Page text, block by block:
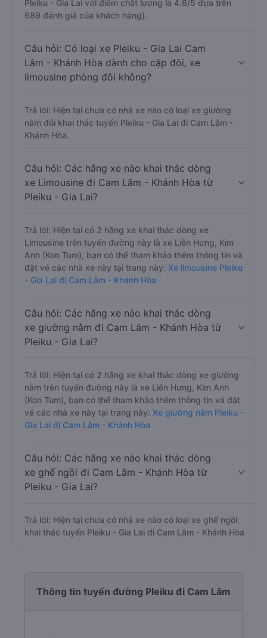
Pleiku - Gia Lai với điểm chất lượng là 4.6/5 dựa trên
689 đánh giá của khách hàng).
Câu hỏi: Có loại xe Pleiku - Gia Lai Cam
Lâm - Khánh Hòa dành cho cặp đôi, xe
limousine phòng đôi không?
Trả lời: Hiện tại chưa có nhà xe nào có loại xe giường
nằm đôi khai thác tuyến Pleiku - Gia Lai đi Cam Lâm -
Khánh Hòa.
Câu hỏi: Các hãng xe nào khai thác dòng
xe Limousine đi Cam Lâm - Khánh Hòa từ
Pleiku - Gia Lai?
Trả lời: Hiện tại có 2 hãng xe khai thác dòng xe
Limousine trên tuyến đường này là xe Liên Hưng, Kim
Anh (Kon Tum), bạn có thể tham khảo thêm thông tin và
đặt vé các nhà xe này tại trang này: Xe limousine Pleiku
- Gia Lai đi Cam Lâm - Khánh Hòa
Câu hỏi: Các hãng xe nào khai thác dòng
xe giường nằm đi Cam Lâm - Khánh Hòa từ
Pleiku - Gia Lai?
Trả lời: Hiện tại có 2 hãng xe khai thác dòng xe giường
nằm trên tuyến đường này là xe Liên Hưng, Kim Anh
(Kon Tum), bạn có thể tham khảo thêm thông tin và đặt
vé các nhà xe này tại trang này: Xe giường nằm Pleiku -
Gia Lai đi Cam Lâm - Khánh Hòa
Câu hỏi: Các hãng xe nào khai thác dòng
xe ghế ngồi đi Cam Lâm - Khánh Hòa từ
Pleiku - Gia Lai?
Trả lời: Hiện tại chưa có nhà xe nào có loại xe ghế ngồi
khai thác tuyến Pleiku - Gia Lai đi Cam Lâm - Khánh Hòa
Thông tin tuyến đường Pleiku đi Cam Lâm